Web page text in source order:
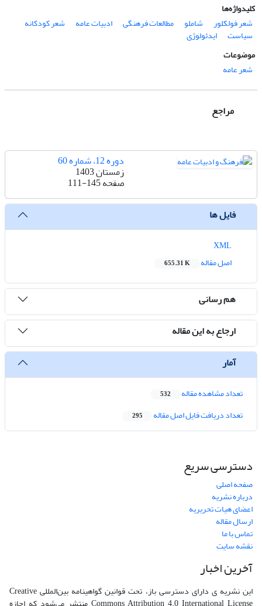
کلیدواژه‌ها
شعر فولکلور
شاملو مطالعات فرهنگی ادبیات عامه شعر کودکانه
سیاست
ایدئولوژی
موضوعات
شعر عامه
مراجع
دوره 12، شماره 60
زمستان 1403
صفحه111-145
فایل ها
اصل مقاله
655.31 K
هم رسانی
ارجاع به این مقاله
آمار
تعداد مشاهده مقاله 532
تعداد دریافت فایل اصل مقاله 295
دسترسی سریع
صفحه اصلی
درباره نشریه
اعضای هیات تحریریه
ارسال مقاله
تماس با ما
نقشه سایت
آخرین اخبار
این نشریه ی دارای دسترسی باز، تحت قوانین گواهینامه بین‌المللی Creative